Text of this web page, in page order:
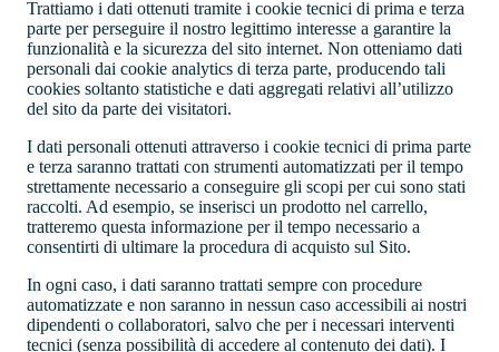
Trattiamo i dati ottenuti tramite i cookie tecnici di prima e terza
parte per perseguire il nostro legittimo interesse a garantire la
funzionalità e la sicurezza del sito internet. Non otteniamo dati
personali dai cookie analytics di terza parte, producendo tali
cookies soltanto statistiche e dati aggregati relativi all’utilizzo
del sito da parte dei visitatori.
I dati personali ottenuti attraverso i cookie tecnici di prima parte
e terza saranno trattati con strumenti automatizzati per il tempo
strettamente necessario a conseguire gli scopi per cui sono stati
raccolti. Ad esempio, se inserisci un prodotto nel carrello,
tratteremo questa informazione per il tempo necessario a
consentirti di ultimare la procedura di acquisto sul Sito.
In ogni caso, i dati saranno trattati sempre con procedure
automatizzate e non saranno in nessun caso accessibili ai nostri
dipendenti o collaboratori, salvo che per i necessari interventi
tecnici (senza possibilità di accedere al contenuto dei dati). I